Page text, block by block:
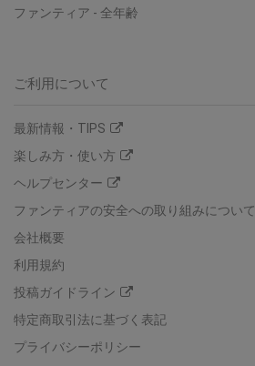
ファンティア - 全年齢
ご利用について
最新情報・TIPS
楽しみ方・使い方
ヘルプセンター
ファンティアの安全への取り組みについて
会社概要
利用規約
投稿ガイドライン
特定商取引法に基づく表記
プライバシーポリシー